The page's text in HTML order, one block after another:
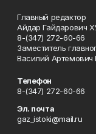
Главный редактор
Айдар Гайдарович
8-(347) 272-60-66
Заместитель
Василий
Телефон
8-(347) 272-60-66
Эл. почта
gaz_istoki@mail.ru